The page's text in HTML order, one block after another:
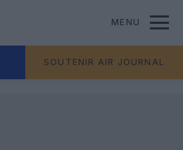
MENU
SOUTENIR AIR JOURNAL